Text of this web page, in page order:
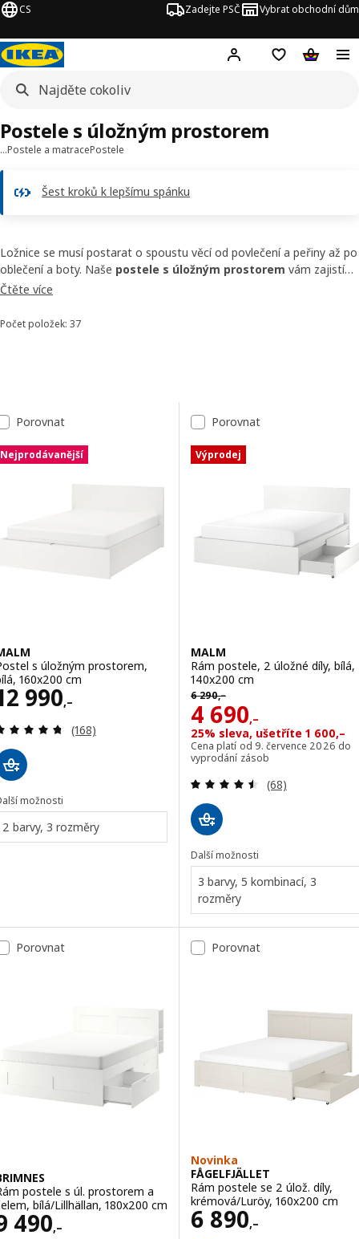
CS Zadejte PSČ Vybrat obchodní dům
Hej! Přihlášení
NákupníNákupní
…Postele a matracePostele
Šest kroků k lepšímu spánku
Postele s úložným prostorem
Ložnice se musí postarat o spoustu věcí od povlečení a peřiny až po
oblečení a boty. Naše postele s úložným prostorem vám zajistí
nejen pohodlí k nočnímu spánku, ale také šikovný prostor navíc. A
Čtěte více
Seřadit a filtrovat
Počet položek: 37
Seznam výsledků
Porovnat
Nejprodávanější
s úložným prostorem,
160x200 cm
990,–
12990,–
Recenze: 4.7 z 5 hvězdy. Celkem recenzí:
(168)
možnosti
2 barvy, 3 rozměry
Porovnat
Výprodej
MALM
Rám postele, 2 úložné díly, bílá,
140x200 cm
6 290,–
Původní cena 6290,–
4 690,–
Cena 4690,–
25% sleva, ušetříte 1 600,–
Cena platí od 9. července 2026 do
vyprodání zásob
Recenze: 4.5 z
(68)
Další možnosti
3 barvy, 5 kombinací, 3
rozměry
Porovnat
postele s úl. prostorem a
bílá/Lillhällan, 180x200 cm
490,–
9490,–
Porovnat
Novinka
FÅGELFJÄLLET
Rám postele se 2 úlož. díly,
krémová/Luröy, 160x200 cm
6 890,–
Cena 6890,–